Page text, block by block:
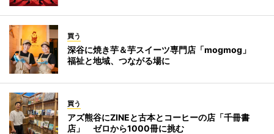
買う
深谷に焼き芋＆芋スイーツ専門店「mogmog」
福祉と地域、つながる場に
買う
アズ熊谷にZINEと古本とコーヒーの店「千冊書
店」 ゼロから1000冊に挑む